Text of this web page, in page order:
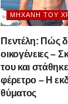
ΜΗΧΑΝΉ ΤΟΥ
Πεντέλη: Πώς
οικογένειες –
του και
φέρετρο – Η
θύματος